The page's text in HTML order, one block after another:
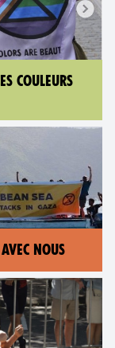
COULEURS
NOUS